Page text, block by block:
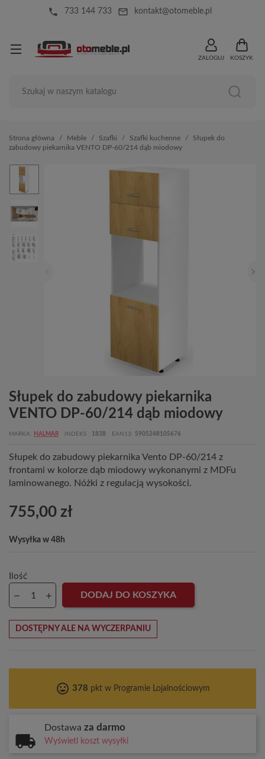
local_phone 733 144 733 mail_outline kontakt@otomeble.pl
ZALOGUJ KOSZYK
Strona główna Meble Szafki Szafki kuchenne
Słupek do
zabudowy piekarnika VENTO DP-60/214 dąb miodowy
Słupek do zabudowy piekarnika
VENTO DP-60/214 dąb miodowy
MARKA HALMAR INDEKS 1838 EAN13 5905248105676
Słupek do zabudowy piekarnika Vento DP-60/214 z
frontami w kolorze dąb miodowy wykonanymi z MDFu
laminowanego. Nóżki z regulacją wysokości.
755,00 zł
Wysyłka w 48h
Ilość
DODAJ DO KOSZYKA
DOSTĘPNY ALE NA WYCZERPANIU
tag_faces 378 pkt w Programie Lojalnościowym
Dostawa za darmo
Wyświetl koszt wysyłki